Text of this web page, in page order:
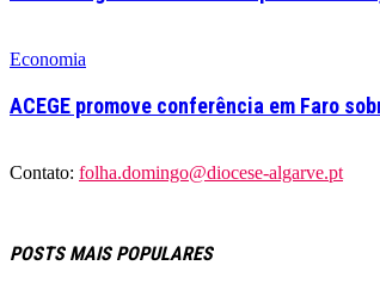
Economia
ACEGE promove conferência em Faro
Contato: folha.domingo@diocese-algarve.pt
POSTS MAIS POPULARES